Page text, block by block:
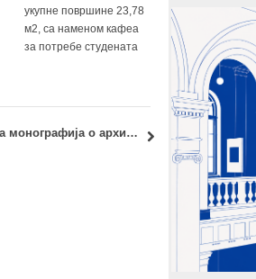
укупне површине 23,78
м2, са наменом кафеа
за потребе студената
Међународна монографија о архитектури и визуелној култури међуратне Југославије